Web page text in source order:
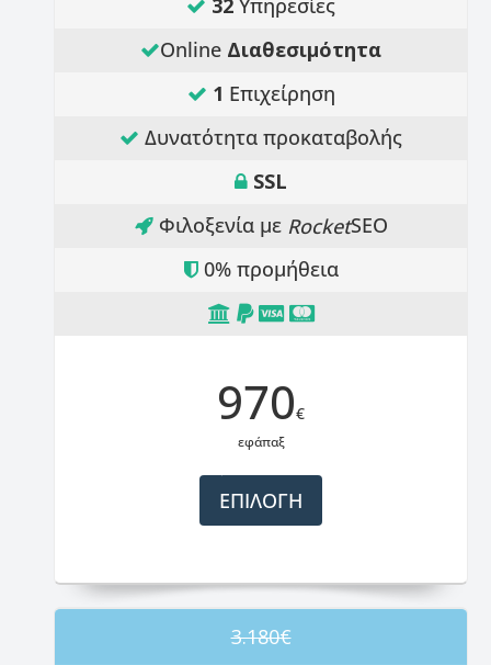
32 Υπηρεσίες
Online Διαθεσιμότητα
1 Επιχείρηση
Δυνατότητα προκαταβολής
SSL
Φιλοξενία με RocketSEO
0% προμήθεια
970€
εφάπαξ
ΕΠΙΛΟΓΗ
3.180€